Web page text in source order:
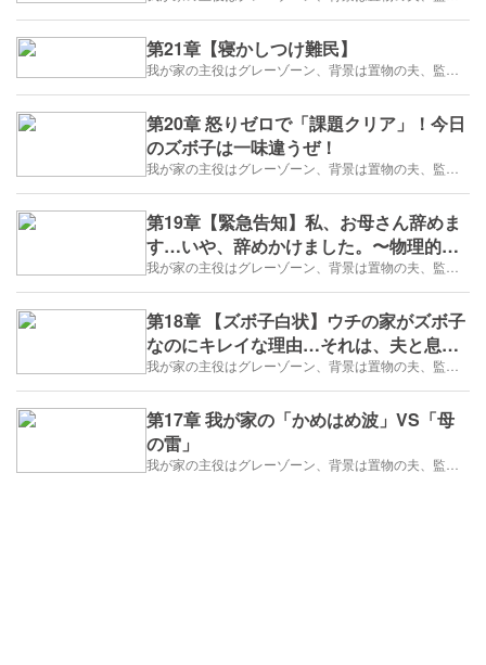
第21章【寝かしつけ難民】
第20章 怒りゼロで「課題クリア」！今日
のズボ子は一味違うぜ！
第19章【緊急告知】私、お母さん辞めま
す…いや、辞めかけました。〜物理的距
離で世界平和を守る、ずぼこの葛藤〜
第18章 【ズボ子白状】ウチの家がズボ子
なのにキレイな理由…それは、夫と息子
を「物理的に排除」してるから！
第17章 我が家の「かめはめ波」VS「母
の雷」